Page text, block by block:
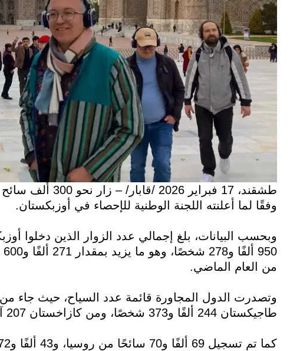
وفقًا لما أعلنته اللجنة الوطنية للإحصاء في أوزبكستان.
وبحسب البيانات، بلغ إجمالي عدد الزوار الذين دخلوا
من العام الماضي.
طاجيكستان 244 ألفًا و373 شخصًا، ومن كازاخستان 207 آلاف و858 شخصًا.